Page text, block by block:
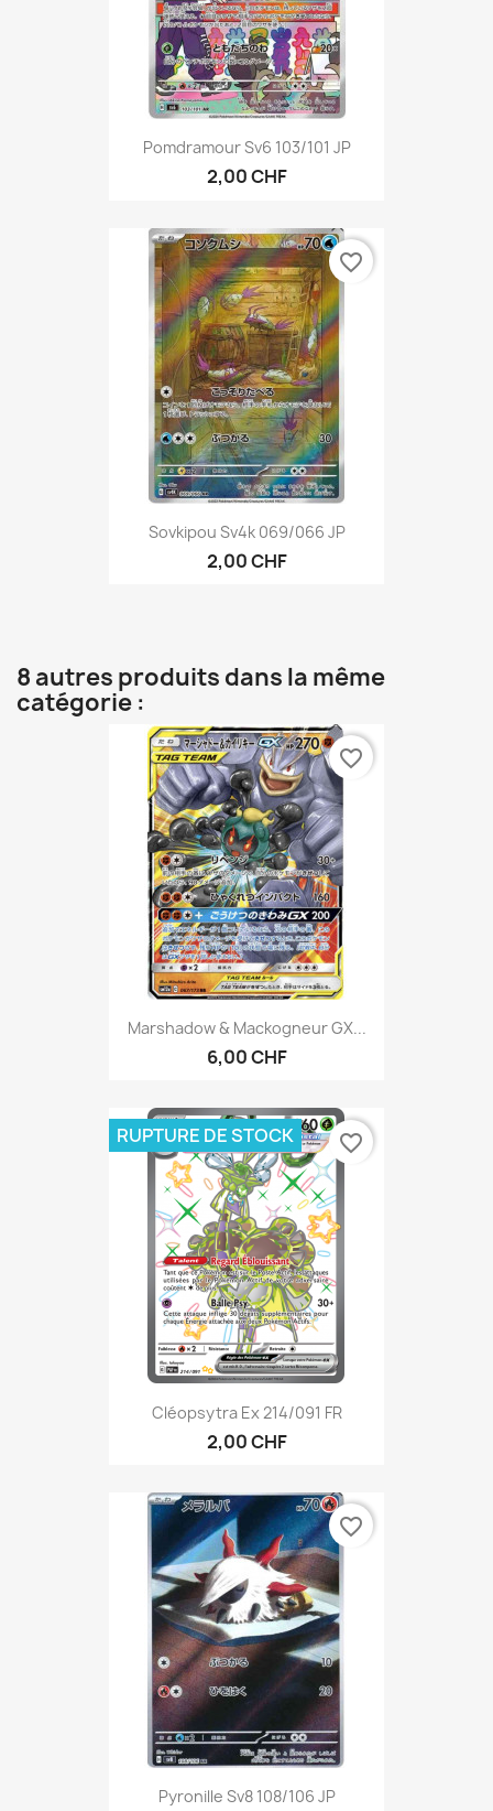
Pomdramour Sv6 103/101 JP
2,00 CHF
Sovkipou Sv4k 069/066 JP
2,00 CHF
favorite_border
8 autres produits dans la même
catégorie :
Marshadow & Mackogneur GX...
6,00 CHF
favorite_border
Cléopsytra Ex 214/091 FR
2,00 CHF
RUPTURE DE STOCK favorite_border
Pyronille Sv8 108/106 JP
favorite_border